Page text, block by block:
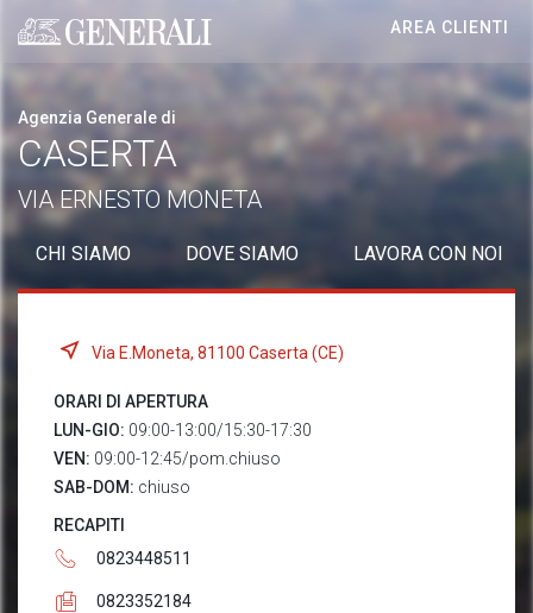
Generali logo
AREA CLIENTI
Agenzia Generale di
CASERTA
VIA ERNESTO MONETA
CHI SIAMO DOVE SIAMO LAVORA CON NOI
Via E.Moneta, 81100 Caserta (CE)
ORARI DI APERTURA
LUN-GIO: 09:00-13:00/15:30-17:30
VEN: 09:00-12:45/pom.chiuso
SAB-DOM: chiuso
RECAPITI
0823448511
0823352184